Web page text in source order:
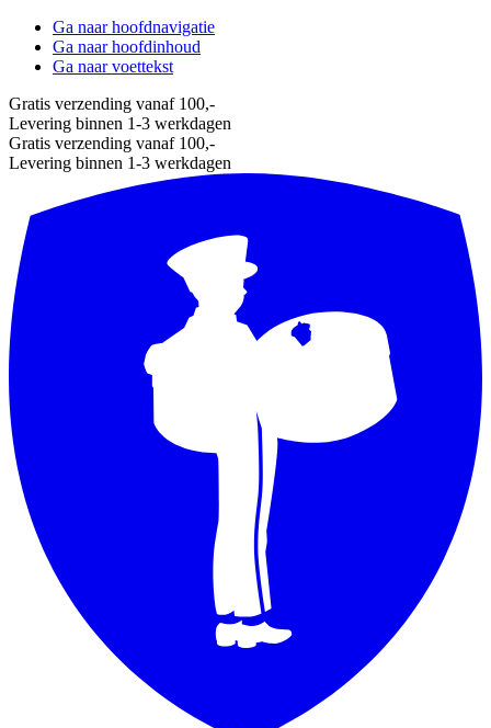
Ga naar hoofdnavigatie
Ga naar hoofdinhoud
Ga naar voettekst
Gratis verzending vanaf 100,-
Levering binnen 1-3 werkdagen
Gratis verzending vanaf 100,-
Levering binnen 1-3 werkdagen